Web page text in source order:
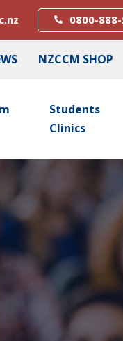
0800-
NZCCM SHOP
Students
Clinics